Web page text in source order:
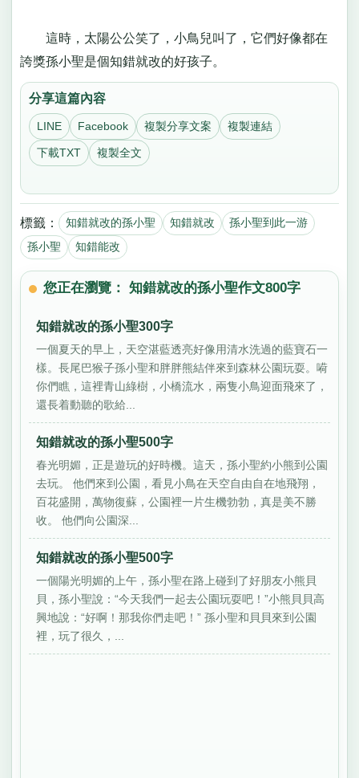
這時，太陽公公笑了，小鳥兒叫了，它們好像都在
誇獎孫小聖是個知錯就改的好孩子。
分享這篇內容
LINE Facebook 複製分享文案 複製連結
下載TXT 複製全文
標籤： 知錯就改的孫小聖 知錯就改
孫小聖到此一游
孫小聖
知錯能改
您正在瀏覽： 知錯就改的孫小聖作文800字
知錯就改的孫小聖300字
一個夏天的早上，天空湛藍透亮好像用清水洗過的藍寶石一
樣。長尾巴猴子孫小聖和胖胖熊結伴來到森林公園玩耍。嗬
你們瞧，這裡青山綠樹，小橋流水，兩隻小鳥迎面飛來了，
還長着動聽的歌給...
知錯就改的孫小聖500字
春光明媚，正是遊玩的好時機。這天，孫小聖約小熊到公園
去玩。 他們來到公園，看見小鳥在天空自由自在地飛翔，
百花盛開，萬物復蘇，公園裡一片生機勃勃，真是美不勝
收。 他們向公園深...
知錯就改的孫小聖500字
一個陽光明媚的上午，孫小聖在路上碰到了好朋友小熊貝
貝，孫小聖說：“今天我們一起去公園玩耍吧！”小熊貝貝高
興地說：“好啊！那我你們走吧！” 孫小聖和貝貝來到公園
裡，玩了很久，...